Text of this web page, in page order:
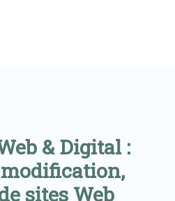
& Digital :
sites Web